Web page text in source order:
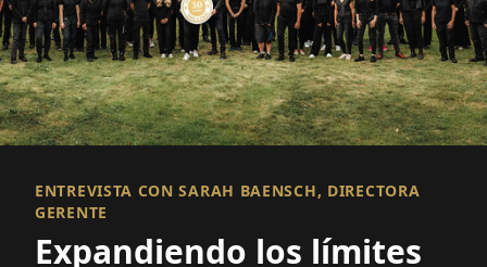
ENTREVISTA CON SARAH BAENSCH, DIRECTORA
GERENTE
Expandiendo los límites